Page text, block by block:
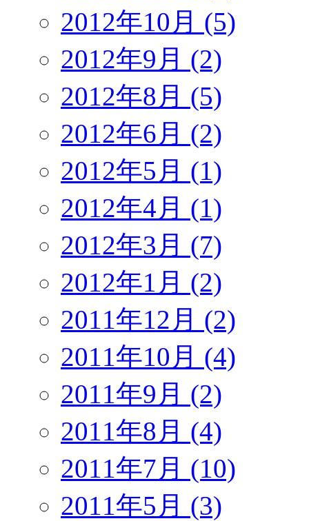
2012年10月 (5)
2012年9月 (2)
2012年8月 (5)
2012年6月 (2)
2012年5月 (1)
2012年4月 (1)
2012年3月 (7)
2012年1月 (2)
2011年12月 (2)
2011年10月 (4)
2011年9月 (2)
2011年8月 (4)
2011年7月 (10)
2011年5月 (3)